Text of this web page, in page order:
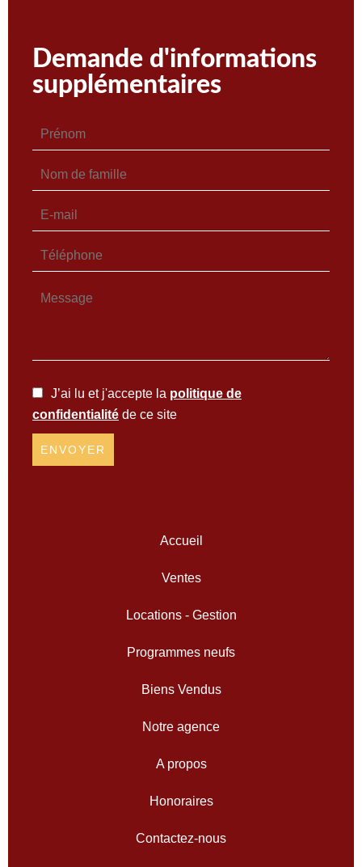
Demande d'informations
supplémentaires
J’ai lu et j'accepte la politique de
confidentialité de ce site
ENVOYER
Accueil
Ventes
Locations - Gestion
Programmes neufs
Biens Vendus
Notre agence
A propos
Honoraires
Contactez-nous